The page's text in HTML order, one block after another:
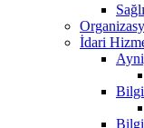
İdari
Bilgi
Bilgi